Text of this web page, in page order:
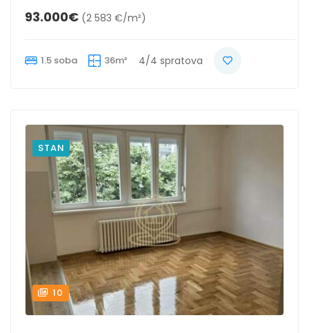
93.000€ (2 583 €/m²)
1.5 soba 36m² 4/4 spratova
STAN
10